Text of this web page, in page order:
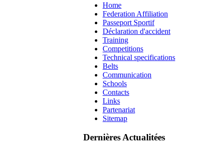
Home
Federation Affiliation
Passeport Sportif
Déclaration d'accident
Training
Competitions
Technical specifications
Belts
Communication
Schools
Contacts
Links
Partenariat
Sitemap
Dernières Actualitées